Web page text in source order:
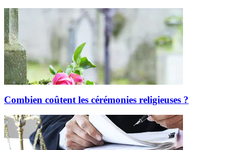
Combien coûtent les cérémonies religieuses ?